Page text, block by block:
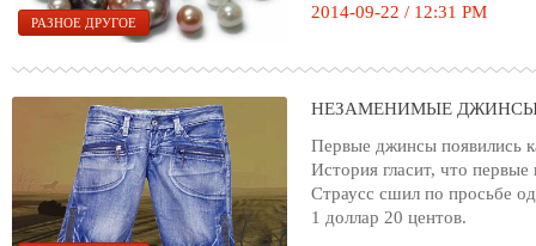
РАЗНОЕ ДРУГОЕ
2014-09-22 / 12:31 PM
НЕЗАМЕНИМЫЕ
Первые джинсы появились
История гласит, что
Страусс сшил по просьбе
1 доллар 20 центов.